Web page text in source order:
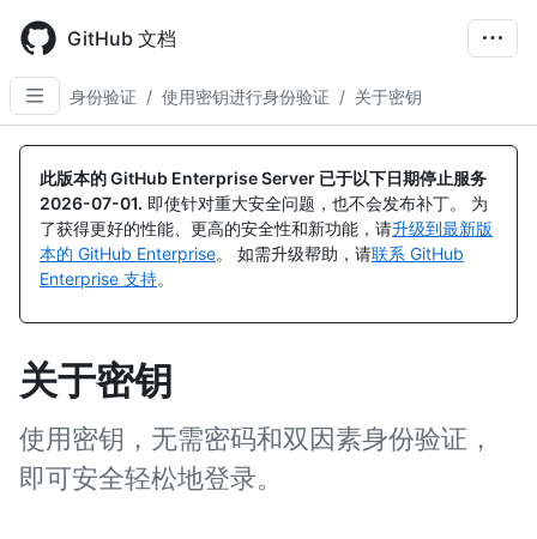
main
content
GitHub 文档
身份验证 / 使用密钥进行身份验证 / 关于密钥
此版本的 GitHub Enterprise Server 已于以下日期停止服务
2026-07-01. 即使针对重大安全问题，也不会发布补丁。 为
了获得更好的性能、更高的安全性和新功能，请升级到最新版
本的 GitHub Enterprise。 如需升级帮助，请联系 GitHub
Enterprise 支持。
关于密钥
使用密钥，无需密码和双因素身份验证，
即可安全轻松地登录。